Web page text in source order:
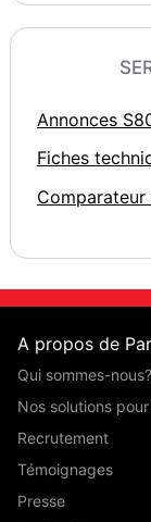
Annonces
Fiches
Comparateur
A propos de
Qui sommes-nous?
Nos solutions
Recrutement
Témoignages
Presse